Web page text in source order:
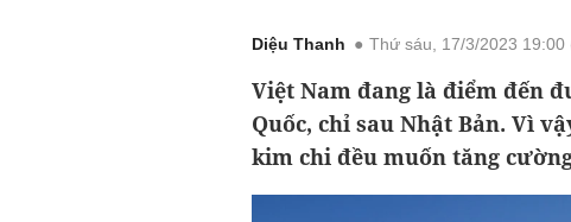
Diệu Thanh Thứ sáu, 17/3/2023 19:00
Việt Nam đang là điểm đến
Quốc, chỉ sau Nhật Bản. Vì
kim chi đều muốn tăng